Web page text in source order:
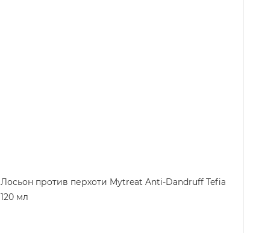
Лосьон против перхоти Mytreat Anti-Dandruff Tefia
120 мл